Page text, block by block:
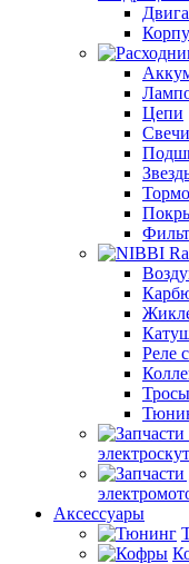
Цепи
Реле
Тросы
Аксессуары